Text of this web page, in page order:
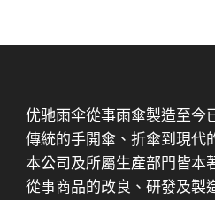
优驰雨伞從事雨傘製造至今
傳統的手開傘、折傘到現代
本公司及所屬生產部門皆本
從事商品的改良、研發及製